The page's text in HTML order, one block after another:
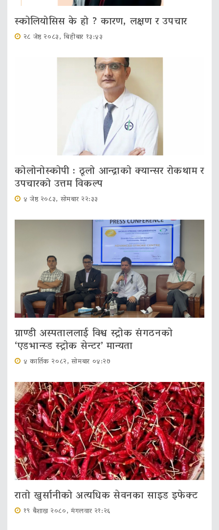
स्कोलियोसिस के हो ? कारण, लक्षण र उपचार
२८ जेष्ठ २०८३, बिहीबार १३:४३
कोलोनोस्कोपी : ठूलो आन्द्राको क्यान्सर रोकथाम र
उपचारको उत्तम विकल्प
४ जेष्ठ २०८३, सोमबार २२:३३
ग्राण्डी अस्पताललाई विश्व स्ट्रोक संगठनको
‘एडभान्स्ड स्ट्रोक सेन्टर’ मान्यता
४ कार्तिक २०८२, सोमबार ०४:२७
रातो खुर्सानीको अत्यधिक सेवनका साइड इफेक्ट
१९ बैशाख २०८०, मंगलवार २१:२६